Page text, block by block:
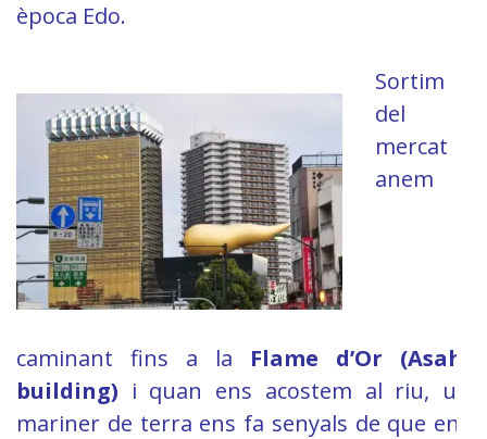
època Edo.
Sortim
del
mercat i
anem
caminant fins a la Flame d’Or (Asahi
building) i quan ens acostem al riu, un
mariner de terra ens fa senyals de que ens